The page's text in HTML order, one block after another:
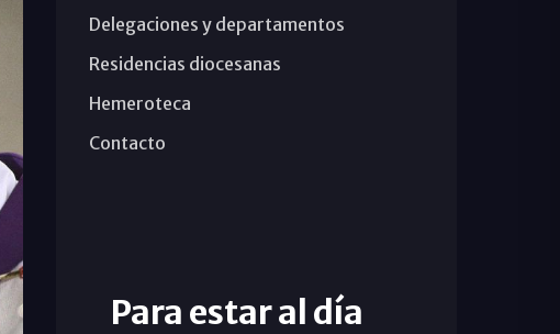
Delegaciones y departamentos
Residencias diocesanas
Hemeroteca
Contacto
Para estar al día